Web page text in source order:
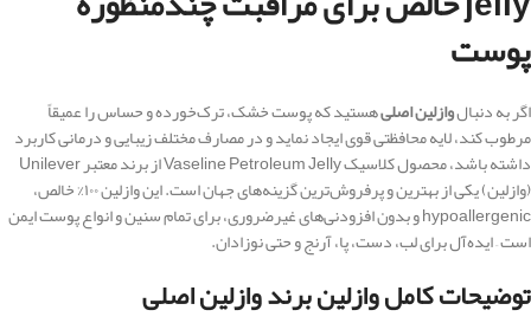
پوست
اگر به دنبالوازلین اصلیهستید که پوست خشک، ترک‌خورده و حساس را عمیقاً
مرطوب کند، لایه محافظتی قوی ایجاد نماید و در مصارف مختلف زیبایی و درمانی کاربرد
داشته باشد، محصول کلاسیک Vaseline Petroleum Jelly از برند معتبر Unilever
(وازلین) یکی از بهترین و پرفروش‌ترین گزینه‌های جهان است. این وازلین ۱۰۰% خالص،
hypoallergenic و بدون افزودنی‌های غیرضروری، برای تمام سنین و انواع پوست ایمن
است – ایده‌آل برای لب، دست، پا، آرنج و حتی نوزادان.
توضیحات کامل وازلین برند وازلین اصلی